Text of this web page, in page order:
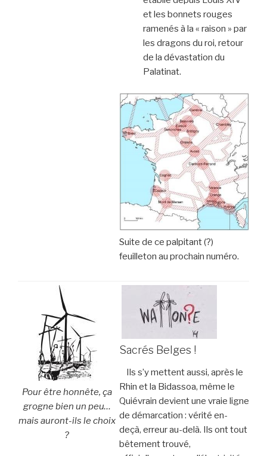
et les bonnets rouges
ramenés à la « raison » par
les dragons du roi, retour
de la dévastation du
Palatinat.
Suite de ce palpitant (?)
feuilleton au prochain numéro.
Pour être honnête, ça
grogne bien un peu…
mais auront-ils le choix
?
Sacrés Belges !
Ils s’y mettent aussi, après le
Rhin et la Bidassoa, même le
Quiévrain devient une vraie ligne
de démarcation : vérité en-
deçà, erreur au-delà. Ils ont tout
bêtement trouvé,